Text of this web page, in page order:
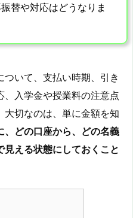
替や対応はどうなりま
いて、支払い時期、引き
入学金や授業料の注意点
大切なのは、単に金額を知
、どの口座から、どの名義
える状態にしておくこと